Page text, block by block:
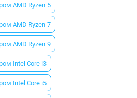
AMD Ryzen 5
AMD Ryzen 7
AMD Ryzen 9
Intel Core i3
Intel Core i5